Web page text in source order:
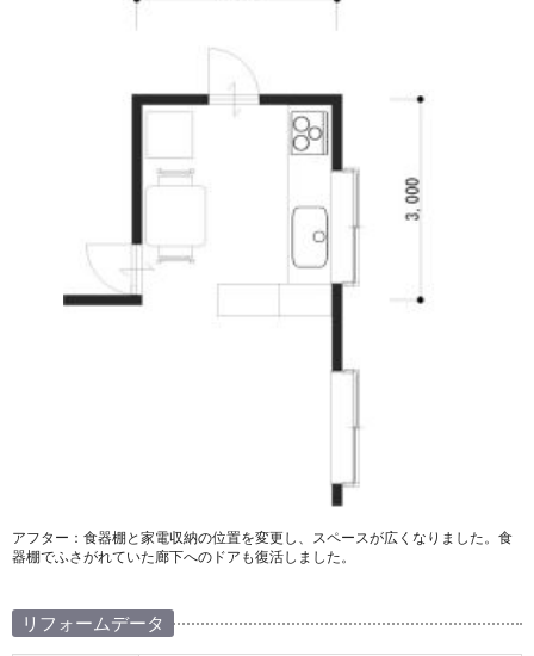
アフター：食器棚と家電収納の位置を変更し、スペースが広くなりました。食
器棚でふさがれていた廊下へのドアも復活しました。
リフォームデータ